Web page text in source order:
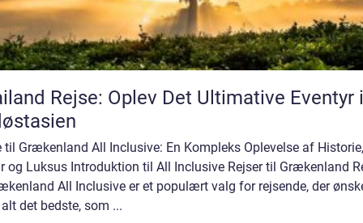
Rejse: Oplev Det Ultimative Eventyr i
til Grækenland All Inclusive: En Kompleks Oplevelse af Historie,
og Luksus Introduktion til All Inclusive Rejser til Grækenland
All Inclusive er et populært valg for rejsende, der
det bedste, som ...